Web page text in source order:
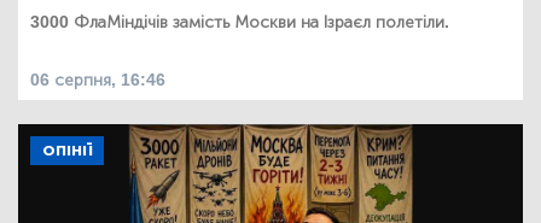
3000 ФлаМіндічів замість Москви на Ізраєл полетіли.
06 серпня, 16:46
ОПІНІЇ